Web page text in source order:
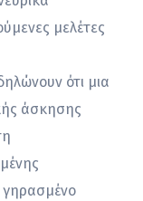
μελέτες
ότι μια
άσκησης
γηρασμένο